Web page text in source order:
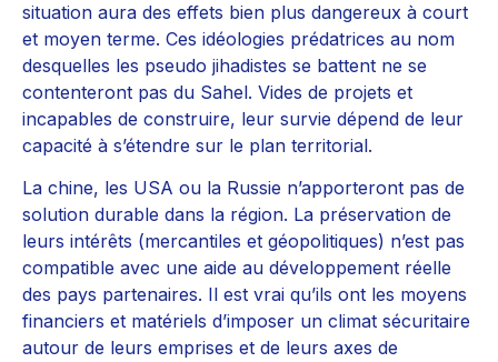
situation aura des effets bien plus dangereux à court
et moyen terme. Ces idéologies prédatrices au nom
desquelles les pseudo jihadistes se battent ne se
contenteront pas du Sahel. Vides de projets et
incapables de construire, leur survie dépend de leur
capacité à s’étendre sur le plan territorial.
La chine, les USA ou la Russie n’apporteront pas de
solution durable dans la région. La préservation de
leurs intérêts (mercantiles et géopolitiques) n’est pas
compatible avec une aide au développement réelle
des pays partenaires. Il est vrai qu’ils ont les moyens
financiers et matériels d’imposer un climat sécuritaire
autour de leurs emprises et de leurs axes de